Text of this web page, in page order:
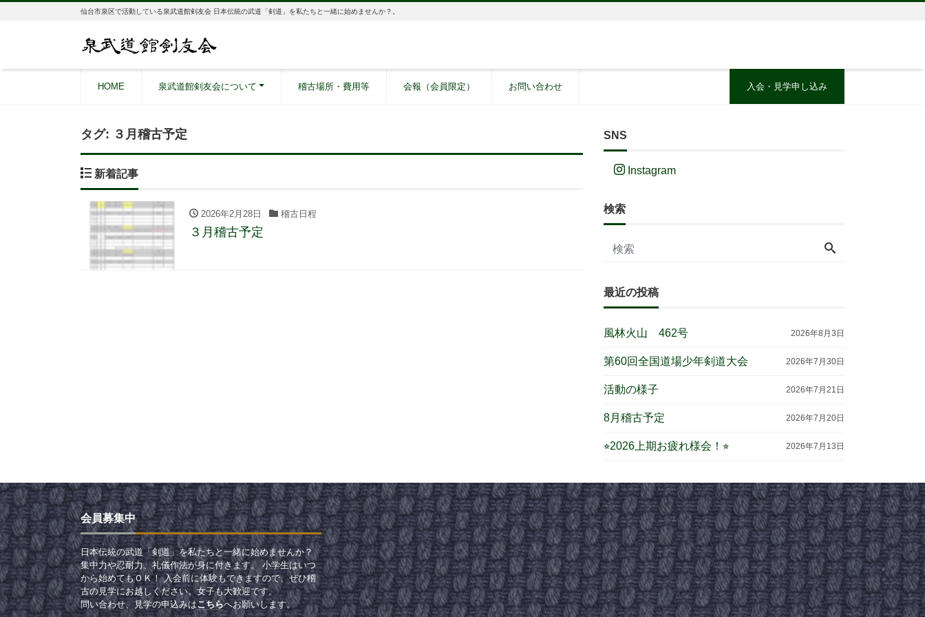
仙台市泉区で活動している泉武道館剣友会 日本伝統の武道「剣道」を私たちと一緒に始めませんか？。
HOME 泉武道館剣友会について 稽古場所・費用等 会報（会員限定） お問い合わせ 入会・見学申し込み
タグ: ３月稽古予定
新着記事
2026年2月28日 稽古日程
３月稽古予定
SNS
Instagram
検索
最近の投稿
風林火山 462号 2026年8月3日
第60回全国道場少年剣道大会 2026年7月30日
活動の様子 2026年7月21日
8月稽古予定 2026年7月20日
⭐︎2026上期お疲れ様会！⭐︎ 2026年7月13日
会員募集中
日本伝統の武道「剣道」を私たちと一緒に始めませんか？
集中力や忍耐力、礼儀作法が身に付きます。 小学生はいつ
から始めてもＯＫ！ 入会前に体験もできますので、ぜひ稽
古の見学にお越しください。女子も大歓迎です。
問い合わせ、見学の申込みはこちらへお願いします。